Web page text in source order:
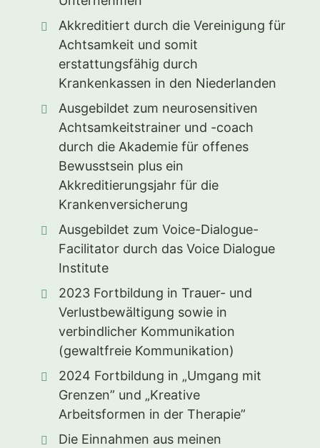
Akkreditiert durch die Vereinigung für
Achtsamkeit und somit
erstattungsfähig durch
Krankenkassen in den Niederlanden
Ausgebildet zum neurosensitiven
Achtsamkeitstrainer und -coach
durch die Akademie für offenes
Bewusstsein plus ein
Akkreditierungsjahr für die
Krankenversicherung
Ausgebildet zum Voice-Dialogue-
Facilitator durch das Voice Dialogue
Institute
2023 Fortbildung in Trauer- und
Verlustbewältigung sowie in
verbindlicher Kommunikation
(gewaltfreie Kommunikation)
2024 Fortbildung in „Umgang mit
Grenzen” und „Kreative
Arbeitsformen in der Therapie”
Die Einnahmen aus meinen